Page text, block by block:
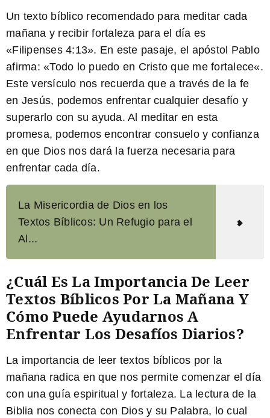
Un texto bíblico recomendado para meditar cada
mañana y recibir fortaleza para el día es
«Filipenses 4:13». En este pasaje, el apóstol Pablo
afirma: «Todo lo puedo en Cristo que me fortalece«.
Este versículo nos recuerda que a través de la fe
en Jesús, podemos enfrentar cualquier desafío y
superarlo con su ayuda. Al meditar en esta
promesa, podemos encontrar consuelo y confianza
en que Dios nos dará la fuerza necesaria para
enfrentar cada día.
La Misericordia de Dios en los
Textos Bíblicos: Un Refugio para el
Al...
¿Cuál Es La Importancia De Leer
Textos Bíblicos Por La Mañana Y
Cómo Puede Ayudarnos A
Enfrentar Los Desafíos Diarios?
La importancia de leer textos bíblicos por la
mañana radica en que nos permite comenzar el día
con una guía espiritual y fortaleza. La lectura de la
Biblia nos conecta con Dios y su Palabra, lo cual